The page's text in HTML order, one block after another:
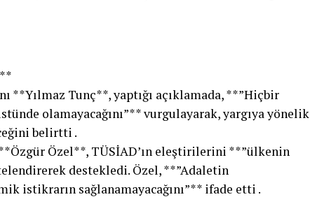
**Yılmaz Tunç**, yaptığı açıklamada, **”Hiçbir
olamayacağını”** vurgulayarak, yargıya yönelik
belirtti .
Özel**, TÜSİAD’ın eleştirilerini **”ülkenin
destekledi. Özel, **”Adaletin
istikrarın sağlanamayacağını”** ifade etti .